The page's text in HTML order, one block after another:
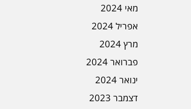
מאי 2024
אפריל 2024
מרץ 2024
פברואר 2024
ינואר 2024
דצמבר 2023